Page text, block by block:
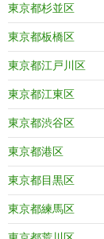
東京都杉並区
東京都板橋区
東京都江戸川区
東京都江東区
東京都渋谷区
東京都港区
東京都目黒区
東京都練馬区